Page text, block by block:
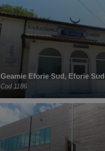
Geamie Eforie Sud, Eforie Sud
Cod 1186